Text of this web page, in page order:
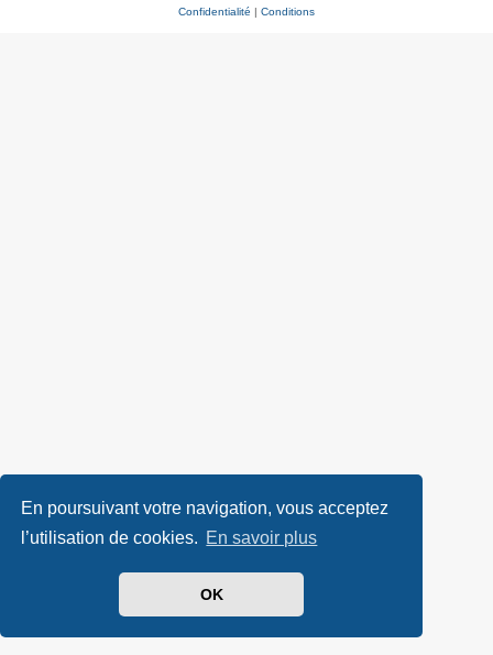
En poursuivant votre navigation, vous acceptez
l’utilisation de cookies. En savoir plus
OK
Confidentialité | Conditions